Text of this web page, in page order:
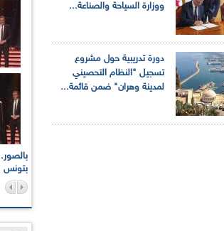
ووزارة السياحة والصناعة...
دورة تدريبية حول مشروع
تسجيل "النظام التحصيني
لمدينة وهران" ضمن قائمة...
بتونس